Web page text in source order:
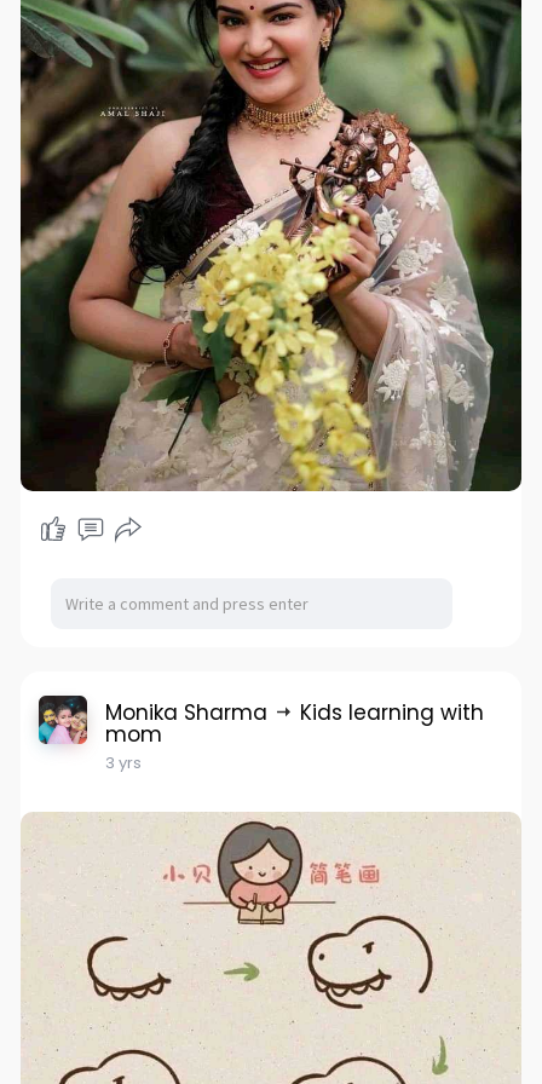
Monika Sharma Kids learning with
mom
3 yrs